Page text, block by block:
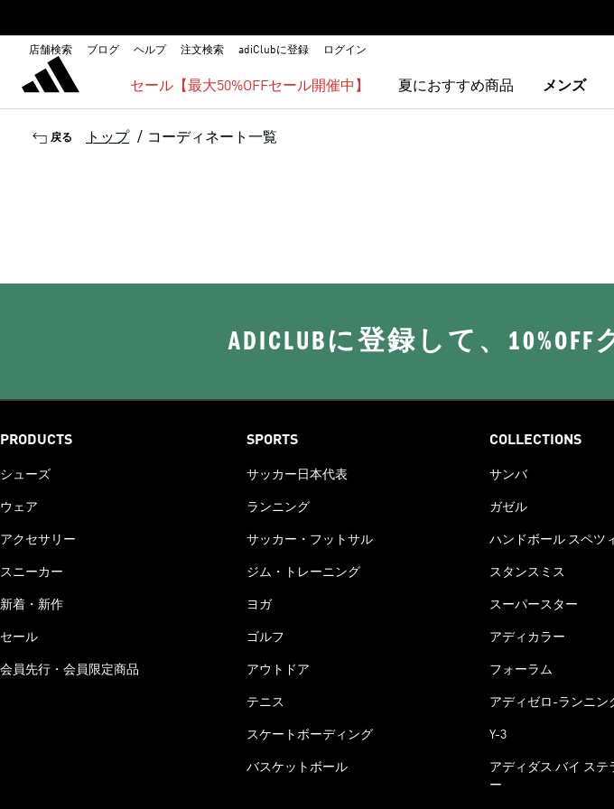
店舗検索 ブログ ヘルプ 注文検索 adiClubに登録 ログイン
セール【最大50%OFFセール開催中】 夏におすすめ商品 メンズ
戻る トップ / コーディネート一覧
ADICLUBに登録して、
PRODUCTS
シューズ
ウェア
アクセサリー
スニーカー
新着・新作
セール
会員先行・会員限定商品
SPORTS
サッカー日本代表
ランニング
サッカー・フットサル
ジム・トレーニング
ヨガ
ゴルフ
アウトドア
テニス
スケートボーディング
バスケットボール
COLLECTIONS
サンバ
ガゼル
ハンドボール スペツ
スタンスミス
スーパースター
アディカラー
フォーラム
アディゼロ-ランニン
Y-3
アディダス バイ ステ
ー